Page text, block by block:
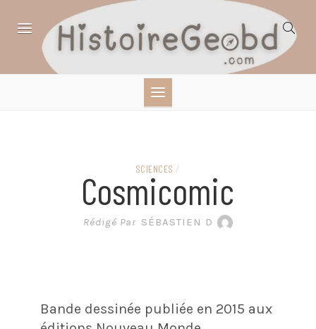
LITTÉRATURE EN
BANDE DESSINÉE
SCIENCES /
Cosmicomic
Rédigé Par SÉBASTIEN D
Bande dessinée publiée en 2015 aux